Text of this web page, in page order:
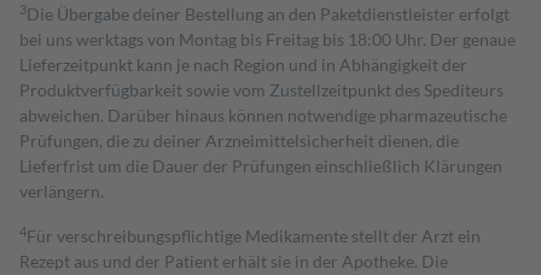
3Die Übergabe deiner Bestellung an den Paketdienstleister erfolgt
bei uns werktags von Montag bis Freitag bis 18:00 Uhr. Der genaue
Lieferzeitpunkt kann je nach Region und in Abhängigkeit der
Produktverfügbarkeit sowie vom Zustellzeitpunkt des Spediteurs
abweichen. Darüber hinaus können notwendige pharmazeutische
Prüfungen, die zu deiner Arzneimittelsicherheit dienen, die
Lieferfrist um die Dauer der Prüfungen einschließlich Klärungen
verlängern.
4Für verschreibungspflichtige Medikamente stellt der Arzt ein
Rezept aus und der Patient erhält sie in der Apotheke. Die